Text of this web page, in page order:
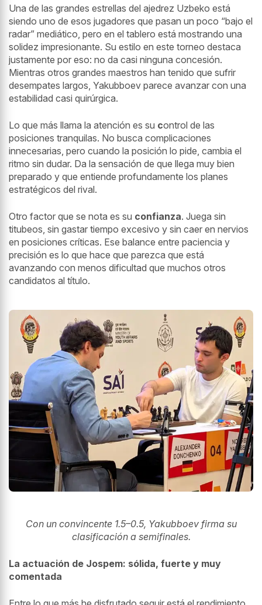
Una de las grandes estrellas del ajedrez Uzbeko está
siendo uno de esos jugadores que pasan un poco “bajo el
radar” mediático, pero en el tablero está mostrando una
solidez impresionante. Su estilo en este torneo destaca
justamente por eso: no da casi ninguna concesión.
Mientras otros grandes maestros han tenido que sufrir
desempates largos, Yakubboev parece avanzar con una
estabilidad casi quirúrgica.
Lo que más llama la atención es su control de las
posiciones tranquilas. No busca complicaciones
innecesarias, pero cuando la posición lo pide, cambia el
ritmo sin dudar. Da la sensación de que llega muy bien
preparado y que entiende profundamente los planes
estratégicos del rival.
Otro factor que se nota es su confianza. Juega sin
titubeos, sin gastar tiempo excesivo y sin caer en nervios
en posiciones críticas. Ese balance entre paciencia y
precisión es lo que hace que parezca que está
avanzando con menos dificultad que muchos otros
candidatos al título.
Con un convincente 1.5–0.5, Yakubboev firma su
clasificación a semifinales.
La actuación de Jospem: sólida, fuerte y muy
comentada